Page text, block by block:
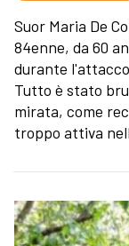
Suor Maria De
84enne, da 60
durante
Tutto è stato
mirata, come
troppo attiva